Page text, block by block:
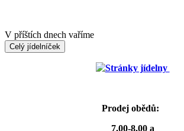
V příštích dnech vaříme
Celý jídelníček
Stránky jídelny
Prodej obědů:
7.00-8.00 a